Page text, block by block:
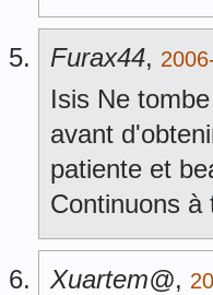
Furax44,
Isis Ne
avant
patiente et
Continuons
Xuartem@,